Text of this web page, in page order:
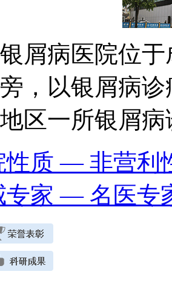
屑病医院位
，以银屑病
区一所银屑
性质— 非营利
专家— 名医专